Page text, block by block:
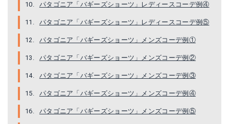
パタゴニア「バギーズショーツ」レディースコーデ例④
パタゴニア「バギーズショーツ」レディースコーデ例⑤
パタゴニア「バギーズショーツ」メンズコーデ例①
パタゴニア「バギーズショーツ」メンズコーデ例②
パタゴニア「バギーズショーツ」メンズコーデ例③
パタゴニア「バギーズショーツ」メンズコーデ例④
パタゴニア「バギーズショーツ」メンズコーデ例⑤